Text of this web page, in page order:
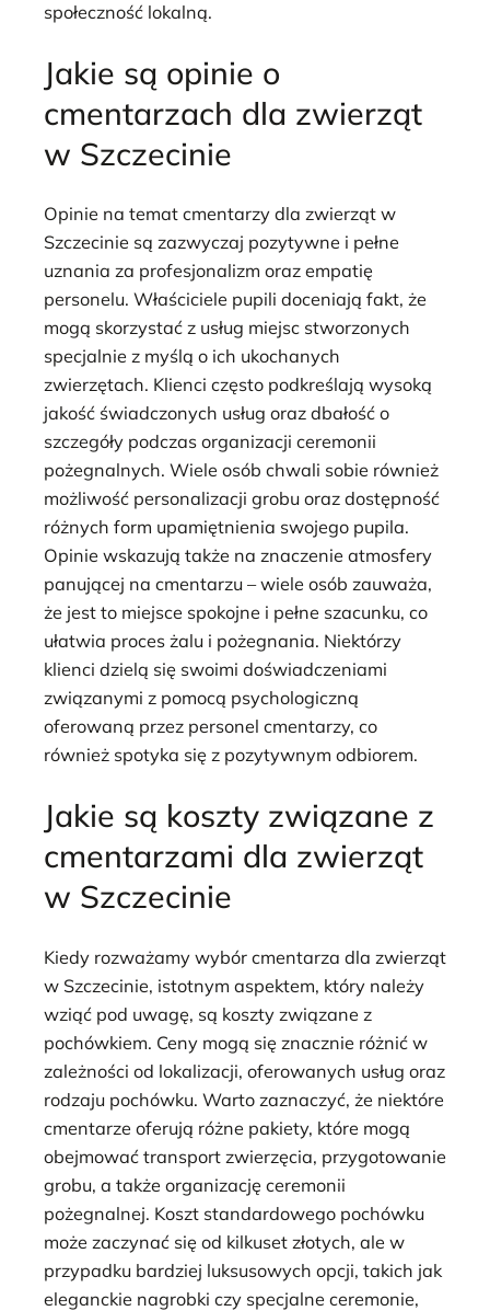
społeczność lokalną.
Jakie są opinie o
cmentarzach dla zwierząt
w Szczecinie
Opinie na temat cmentarzy dla zwierząt w
Szczecinie są zazwyczaj pozytywne i pełne
uznania za profesjonalizm oraz empatię
personelu. Właściciele pupili doceniają fakt, że
mogą skorzystać z usług miejsc stworzonych
specjalnie z myślą o ich ukochanych
zwierzętach. Klienci często podkreślają wysoką
jakość świadczonych usług oraz dbałość o
szczegóły podczas organizacji ceremonii
pożegnalnych. Wiele osób chwali sobie również
możliwość personalizacji grobu oraz dostępność
różnych form upamiętnienia swojego pupila.
Opinie wskazują także na znaczenie atmosfery
panującej na cmentarzu – wiele osób zauważa,
że jest to miejsce spokojne i pełne szacunku, co
ułatwia proces żalu i pożegnania. Niektórzy
klienci dzielą się swoimi doświadczeniami
związanymi z pomocą psychologiczną
oferowaną przez personel cmentarzy, co
również spotyka się z pozytywnym odbiorem.
Jakie są koszty związane z
cmentarzami dla zwierząt
w Szczecinie
Kiedy rozważamy wybór cmentarza dla zwierząt
w Szczecinie, istotnym aspektem, który należy
wziąć pod uwagę, są koszty związane z
pochówkiem. Ceny mogą się znacznie różnić w
zależności od lokalizacji, oferowanych usług oraz
rodzaju pochówku. Warto zaznaczyć, że niektóre
cmentarze oferują różne pakiety, które mogą
obejmować transport zwierzęcia, przygotowanie
grobu, a także organizację ceremonii
pożegnalnej. Koszt standardowego pochówku
może zaczynać się od kilkuset złotych, ale w
przypadku bardziej luksusowych opcji, takich jak
eleganckie nagrobki czy specjalne ceremonie,